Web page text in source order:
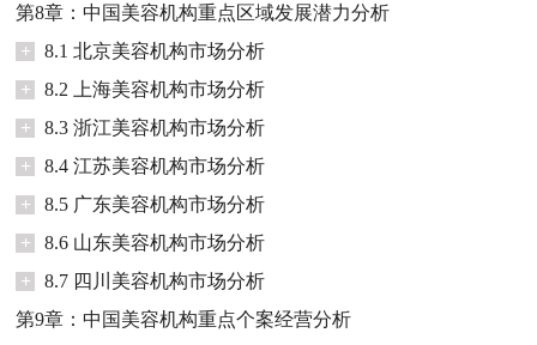
第8章：中国美容机构重点区域发展潜力分析
+
8.1 北京美容机构市场分析
+
8.2 上海美容机构市场分析
+
8.3 浙江美容机构市场分析
+
8.4 江苏美容机构市场分析
+
8.5 广东美容机构市场分析
+
8.6 山东美容机构市场分析
+
8.7 四川美容机构市场分析
第9章：中国美容机构重点个案经营分析